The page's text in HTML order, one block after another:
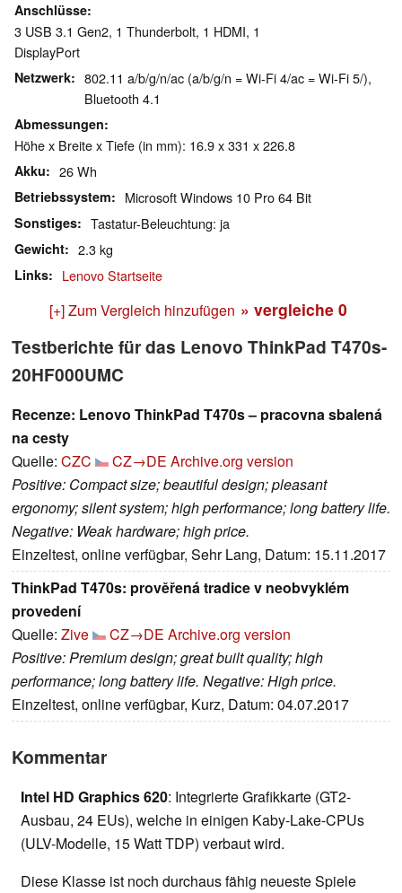
Anschlüsse
3 USB 3.1 Gen2, 1 Thunderbolt, 1 HDMI, 1
DisplayPort
Netzwerk
802.11 a/b/g/n/ac (a/b/g/n = Wi-Fi 4/ac = Wi-Fi 5/),
Bluetooth 4.1
Abmessungen
Höhe x Breite x Tiefe (in mm): 16.9 x 331 x 226.8
Akku 26 Wh
Betriebssystem Microsoft Windows 10 Pro 64 Bit
Sonstiges Tastatur-Beleuchtung: ja
Gewicht 2.3 kg
Links Lenovo Startseite
[+] Zum Vergleich hinzufügen » vergleiche 0
Testberichte für das Lenovo ThinkPad T470s-
20HF000UMC
Recenze: Lenovo ThinkPad T470s – pracovna sbalená
na cesty
Quelle: CZC CZ→DE Archive.org version
Positive: Compact size; beautiful design; pleasant
ergonomy; silent system; high performance; long battery life.
Negative: Weak hardware; high price.
Einzeltest, online verfügbar, Sehr Lang, Datum: 15.11.2017
ThinkPad T470s: prověřená tradice v neobvyklém
provedení
Quelle: Zive CZ→DE Archive.org version
Positive: Premium design; great built quality; high
performance; long battery life. Negative: High price.
Einzeltest, online verfügbar, Kurz, Datum: 04.07.2017
Kommentar
Intel HD Graphics 620: Integrierte Grafikkarte (GT2-
Ausbau, 24 EUs), welche in einigen Kaby-Lake-CPUs
(ULV-Modelle, 15 Watt TDP) verbaut wird.
Diese Klasse ist noch durchaus fähig neueste Spiele